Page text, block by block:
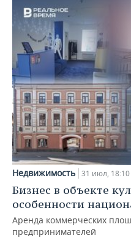
Недвижимость 31 июл, 18:10
Бизнес в объекте
особенности
Аренда коммерческих
предпринимателей